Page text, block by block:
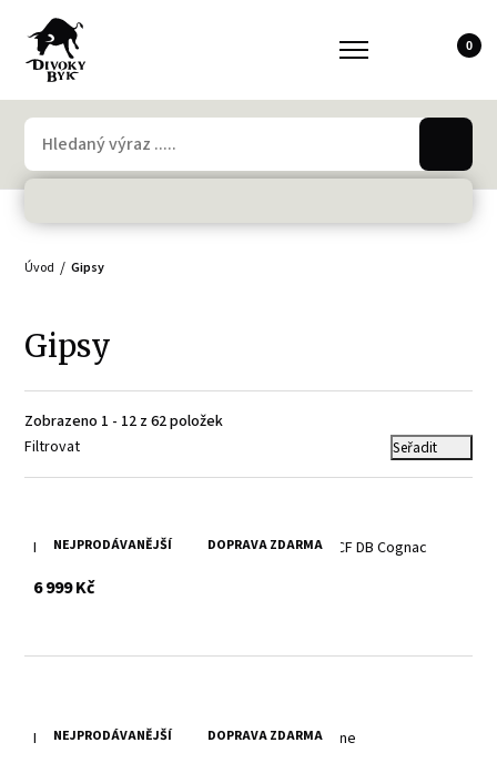
0
Úvod Gipsy
Gipsy
Zobrazeno 1 - 12 z 62 položek
Filtrovat
Seřadit
NEJPRODÁVANĚJŠÍ DOPRAVA ZDARMA
Dámská prodloužená kožená bunda GWYarike CF DB Cognac
6 999 Kčs DPH
NEJPRODÁVANĚJŠÍ DOPRAVA ZDARMA
Dámská vintage černá kožená pilotka MWCarlene